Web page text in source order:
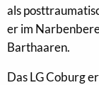
als
er im
Barthaaren.
Das LG Coburg